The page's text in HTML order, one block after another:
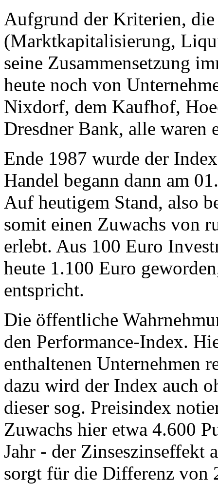
Aufgrund der Kriterien,
(Marktkapitalisierung,
seine Zusammensetzung
heute noch von
Nixdorf, dem Kaufhof,
Dresdner Bank, alle
Ende 1987 wurde der
Handel begann dann am
Auf heutigem Stand, also
somit einen Zuwachs von
erlebt. Aus 100 Euro
heute 1.100 Euro
entspricht.
Die öffentliche
den Performance-Index.
enthaltenen Unternehmen
dazu wird der Index auch
dieser sog. Preisindex
Zuwachs hier etwa 4.600
Jahr - der Zinseszinseffekt
sorgt für die Differenz von